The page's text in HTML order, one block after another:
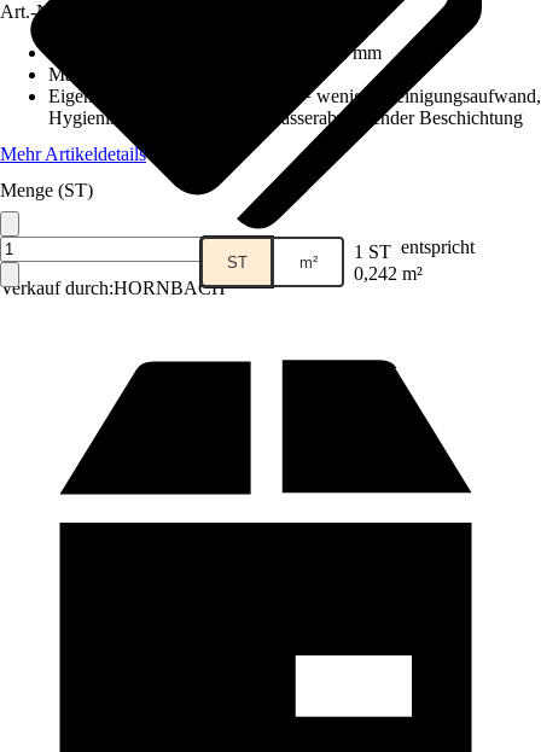
Verkauf durch:HORNBACH
Art.-Nr.
590 mm x 410 mm x 2 mm
Material
Eigenschaft
Keine Fliesenfugen = weniger Reinigungsaufwand,
Hygienische Oberfläche mit wasserabweisender Beschichtung
Mehr Artikeldetails
Menge (ST)
ST m² 1 ST entspricht
0,242 m²